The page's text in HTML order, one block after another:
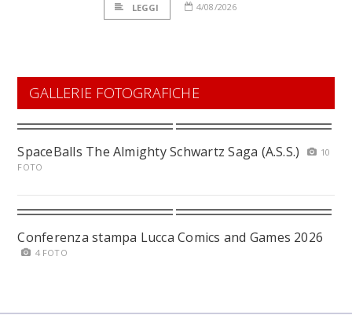
LEGGI 4/08/2026
GALLERIE FOTOGRAFICHE
SpaceBalls The Almighty Schwartz Saga (A.S.S.)
10
FOTO
Conferenza stampa Lucca Comics and Games 2026
4 FOTO